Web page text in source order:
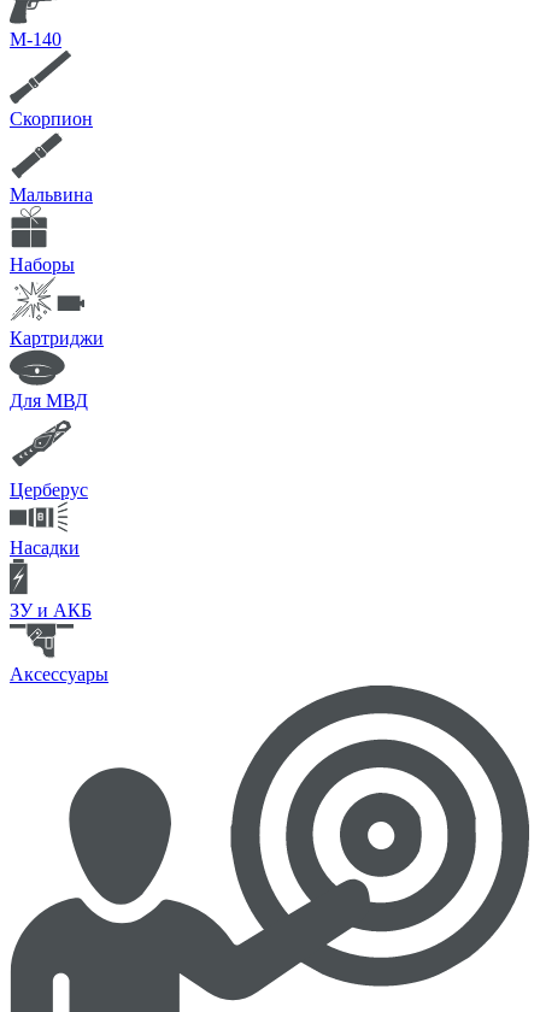
М-140
Скорпион
Мальвина
Наборы
Картриджи
Для МВД
Церберус
Насадки
ЗУ и АКБ
Аксессуары